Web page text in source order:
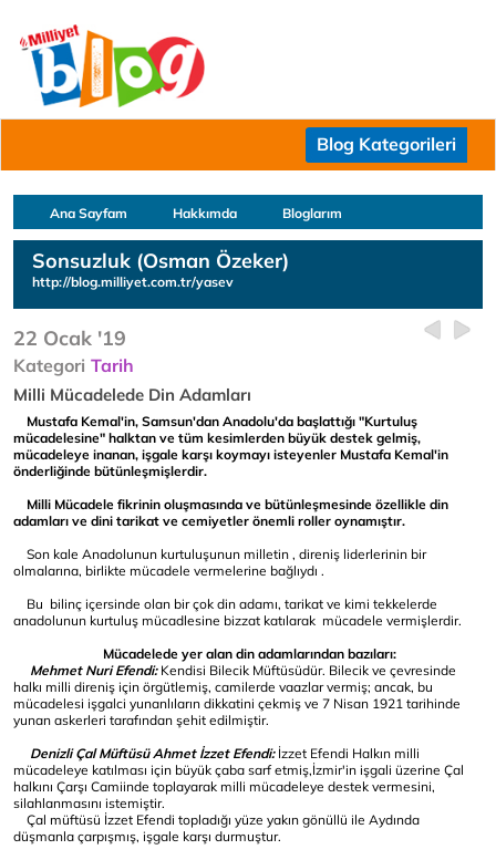
Blog Kategorileri
Ana Sayfam Hakkımda Bloglarım
Sonsuzluk (Osman Özeker)
http://blog.milliyet.com.tr/yasev
22 Ocak '19
Kategori Tarih
Milli Mücadelede Din Adamları
Mustafa Kemal'in, Samsun'dan Anadolu'da başlattığı "Kurtuluş
mücadelesine" halktan ve tüm kesimlerden büyük destek gelmiş,
mücadeleye inanan, işgale karşı koymayı isteyenler Mustafa Kemal'in
önderliğinde bütünleşmişlerdir.
Milli Mücadele fikrinin oluşmasında ve bütünleşmesinde özellikle din
adamları ve dini tarikat ve cemiyetler önemli roller oynamıştır.
Son kale Anadolunun kurtuluşunun milletin , direniş liderlerinin bir
olmalarına, birlikte mücadele vermelerine bağlıydı .
Bu bilinç içersinde olan bir çok din adamı, tarikat ve kimi tekkelerde
anadolunun kurtuluş mücadlesine bizzat katılarak mücadele vermişlerdir.
Mücadelede yer alan din adamlarından bazıları:
Mehmet Nuri Efendi: Kendisi Bilecik Müftüsüdür. Bilecik ve çevresinde
halkı milli direniş için örgütlemiş, camilerde vaazlar vermiş; ancak, bu
mücadelesi işgalci yunanlıların dikkatini çekmiş ve 7 Nisan 1921 tarihinde
yunan askerleri tarafından şehit edilmiştir.
Denizli Çal Müftüsü Ahmet İzzet Efendi: İzzet Efendi Halkın milli
mücadeleye katılması için büyük çaba sarf etmiş,İzmir'in işgali üzerine Çal
halkını Çarşı Camiinde toplayarak milli mücadeleye destek vermesini,
silahlanmasını istemiştir.
Çal müftüsü İzzet Efendi topladığı yüze yakın gönüllü ile Aydında
düşmanla çarpışmış, işgale karşı durmuştur.